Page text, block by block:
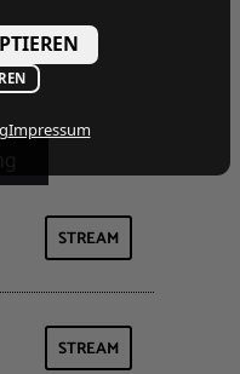
STREAM
STREAM
Impressum